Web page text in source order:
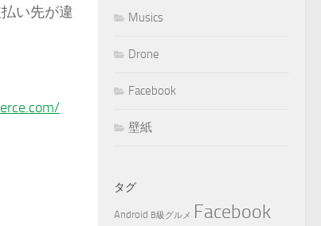
い先が違
Musics
Drone
Facebook
壁紙
タグ
Android B級グルメ Facebook